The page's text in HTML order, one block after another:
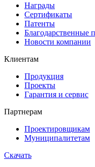
Награды
Сертификаты
Патенты
Благодарственные
Новости компании
Клиентам
Продукция
Проекты
Гарантия и сервис
Партнерам
Проектировщикам
Муниципалитетам
Скачать